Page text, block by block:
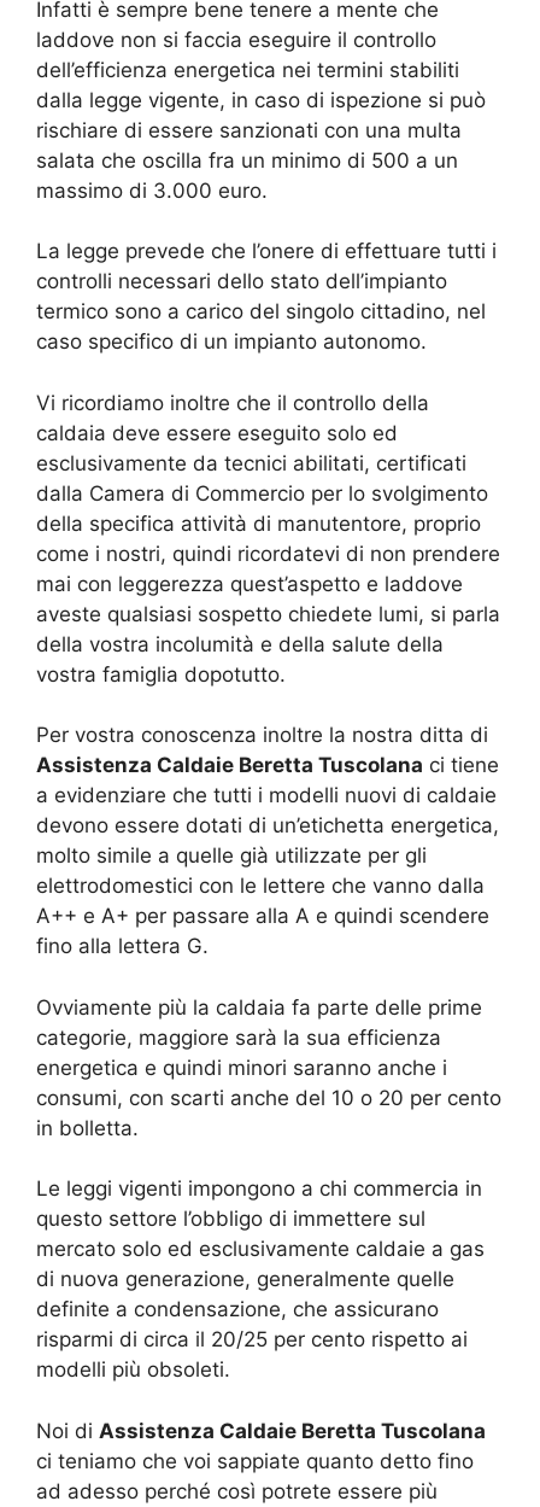
Infatti è sempre bene tenere a mente che
laddove non si faccia eseguire il controllo
dell’efficienza energetica nei termini stabiliti
dalla legge vigente, in caso di ispezione si può
rischiare di essere sanzionati con una multa
salata che oscilla fra un minimo di 500 a un
massimo di 3.000 euro.
La legge prevede che l’onere di effettuare tutti i
controlli necessari dello stato dell’impianto
termico sono a carico del singolo cittadino, nel
caso specifico di un impianto autonomo.
Vi ricordiamo inoltre che il controllo della
caldaia deve essere eseguito solo ed
esclusivamente da tecnici abilitati, certificati
dalla Camera di Commercio per lo svolgimento
della specifica attività di manutentore, proprio
come i nostri, quindi ricordatevi di non prendere
mai con leggerezza quest’aspetto e laddove
aveste qualsiasi sospetto chiedete lumi, si parla
della vostra incolumità e della salute della
vostra famiglia dopotutto.
Per vostra conoscenza inoltre la nostra ditta di
Assistenza Caldaie Beretta Tuscolana ci tiene
a evidenziare che tutti i modelli nuovi di caldaie
devono essere dotati di un’etichetta energetica,
molto simile a quelle già utilizzate per gli
elettrodomestici con le lettere che vanno dalla
A++ e A+ per passare alla A e quindi scendere
fino alla lettera G.
Ovviamente più la caldaia fa parte delle prime
categorie, maggiore sarà la sua efficienza
energetica e quindi minori saranno anche i
consumi, con scarti anche del 10 o 20 per cento
in bolletta.
Le leggi vigenti impongono a chi commercia in
questo settore l’obbligo di immettere sul
mercato solo ed esclusivamente caldaie a gas
di nuova generazione, generalmente quelle
definite a condensazione, che assicurano
risparmi di circa il 20/25 per cento rispetto ai
modelli più obsoleti.
Noi di Assistenza Caldaie Beretta Tuscolana
ci teniamo che voi sappiate quanto detto fino
ad adesso perché così potrete essere più